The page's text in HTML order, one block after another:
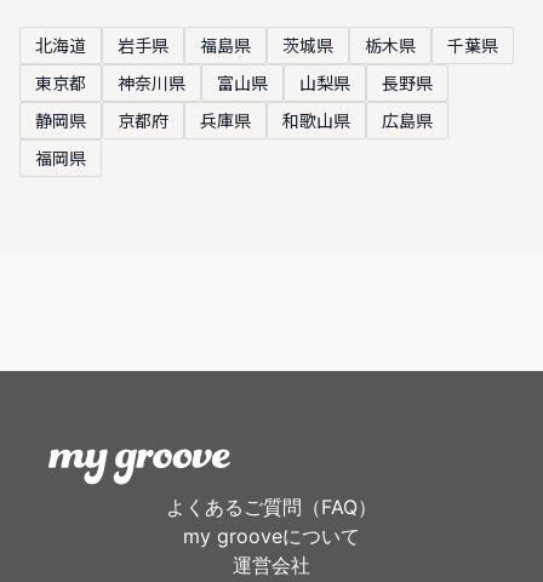
北海道 岩手県 福島県 茨城県 栃木県
千葉県
東京都
神奈川県 富山県 山梨県
長野県
静岡県
京都府 兵庫県 和歌山県
広島県
福岡県
よくあるご質問（FAQ）
my grooveについて
運営会社